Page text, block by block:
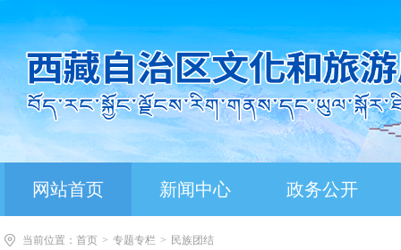
网站首页 新闻中心 政务公开
当前位置： 首页 > 专题专栏 > 民族团结